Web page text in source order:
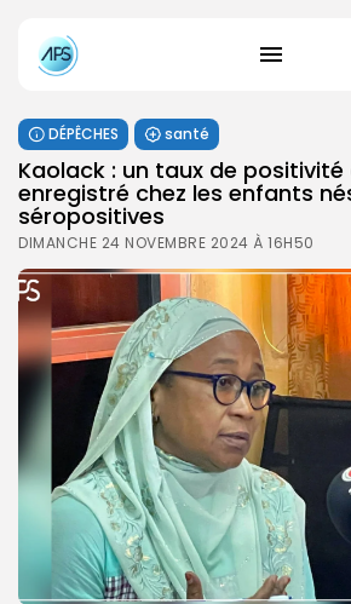
DÉPÊCHES santé
Kaolack : un taux de positivité
enregistré chez les enfants
séropositives
DIMANCHE 24 NOVEMBRE 2024 À 16H50